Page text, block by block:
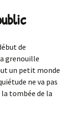
de
grenouille
un petit monde
ne va pas
tombée de la